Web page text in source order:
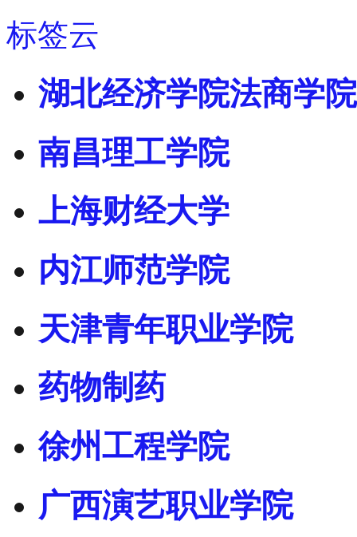
标签云
湖北经济学院法商学院
南昌理工学院
上海财经大学
内江师范学院
天津青年职业学院
药物制药
徐州工程学院
广西演艺职业学院